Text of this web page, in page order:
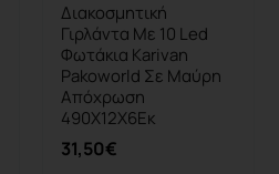
Διακοσμητική
Γιρλάντα Με 10 Led
Φωτάκια Karivan
Pakoworld Σε Μαύρη
Απόχρωση
490X12X6Εκ
31,50€